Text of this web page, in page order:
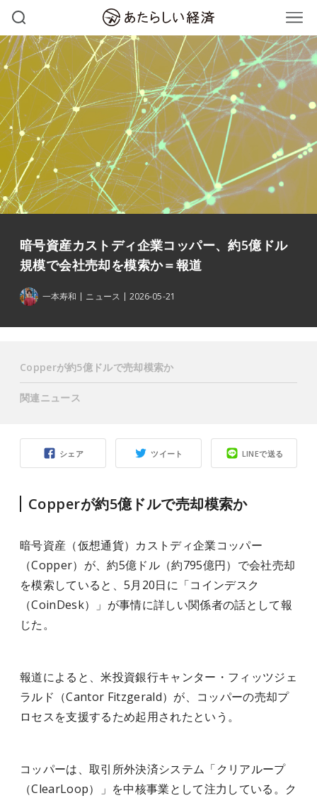
暗号資産カストディ企業コッパー、約5億ドル
規模で会社売却を模索か＝報道
一本寿和 ニュース 2026-05-21
シェア ツイート LINEで送る
Copperが約5億ドルで売却模索か
暗号資産（仮想通貨）カストディ企業コッパー
（Copper）が、約5億ドル（約795億円）で会社売却
を模索していると、5月20日に「コインデスク
（CoinDesk）」が事情に詳しい関係者の話として報
じた。
報道によると、米投資銀行キャンター・フィッツジェ
ラルド（Cantor Fitzgerald）が、コッパーの売却プ
ロセスを支援するため起用されたという。
コッパーは、取引所外決済システム「クリアループ
（ClearLoop）」を中核事業として注力している。ク
Copperが約5億ドルで売却模索か
関連ニュース